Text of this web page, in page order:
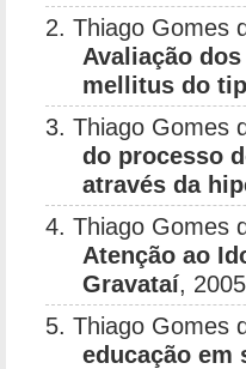
2. Thiago Gomes
Avaliação
mellitus do
3. Thiago Gomes
do processo
através da
4. Thiago Gomes
Atenção ao
Gravataí,
5. Thiago Gomes
educação em